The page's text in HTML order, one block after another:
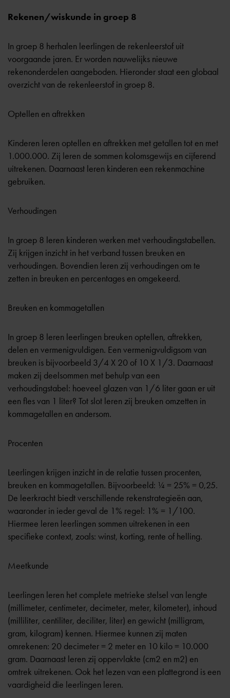
Rekenen/wiskunde in groep 8
In groep 8 herhalen leerlingen de rekenleerstof uit
voorgaande jaren. Er worden nauwelijks nieuwe
rekenonderdelen aangeboden. Hieronder staat een globaal
overzicht van de rekenleerstof in groep 8.
Optellen en aftrekken
Kinderen leren optellen en aftrekken met getallen tot en met
1.000.000. Zij leren de sommen kolomsgewijs en cijferend
uitrekenen. Daarnaast leren kinderen een rekenmachine
gebruiken.
Verhoudingen
In groep 8 leren kinderen werken met verhoudingstabellen.
Zij krijgen inzicht in het verband tussen breuken en
verhoudingen. Bovendien leren zij verhoudingen om te
zetten in breuken en percentages en omgekeerd.
Breuken en kommagetallen
In groep 8 leren leerlingen breuken optellen, aftrekken,
delen en vermenigvuldigen. Een vermenigvuldigsom van
breuken is bijvoorbeeld 3/4 X 20 of 10 X 1/3. Daarnaast
maken zij deelsommen met behulp van een
verhoudingstabel: hoeveel glazen van 1/6 liter gaan er uit
een fles van 1 liter? Tot slot leren zij breuken omzetten in
kommagetallen en andersom.
Procenten
Leerlingen krijgen inzicht in de relatie tussen procenten,
breuken en kommagetallen. Bijvoorbeeld: ¼ = 25% = 0,25.
De leerkracht biedt verschillende rekenstrategieën aan,
waaronder in ieder geval de 1% regel: 1% = 1/100.
Hiermee leren leerlingen sommen uitrekenen in een
specifieke context, zoals: winst, korting, rente of helling.
Meetkunde
Leerlingen leren het complete metrieke stelsel van lengte
(millimeter, centimeter, decimeter, meter, kilometer), inhoud
(milliliter, centiliter, deciliter, liter) en gewicht (milligram,
gram, kilogram) kennen. Hiermee kunnen zij maten
omrekenen: 20 decimeter = 2 meter en 10 kilo = 10.000
gram. Daarnaast leren zij oppervlakte (cm2 en m2) en
omtrek uitrekenen. Ook het lezen van een plattegrond is een
vaardigheid die leerlingen leren.